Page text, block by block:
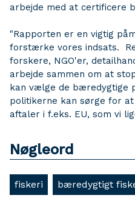
arbejde med at certificere
"Rapporten er en vigtig
forstærke vores indsats.
forskere, NGO'er,
arbejde sammen om at
kan vælge de bæredygtige
politikerne kan sørge for
aftaler i f.eks. EU, som vi
Nøgleord
fiskeri bæredygtigt